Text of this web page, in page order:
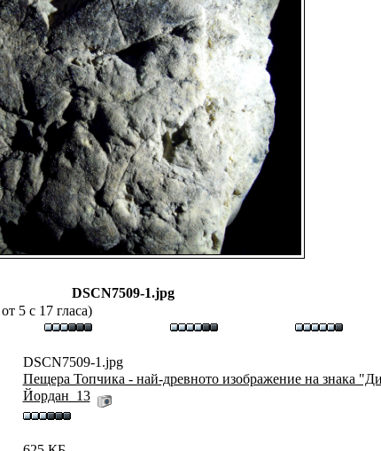
DSCN7509-1.jpg
5 с 17 гласа)
DSCN7509-1.jpg
Пещера Топчика - най-древното изображение на знака
Йордан_13